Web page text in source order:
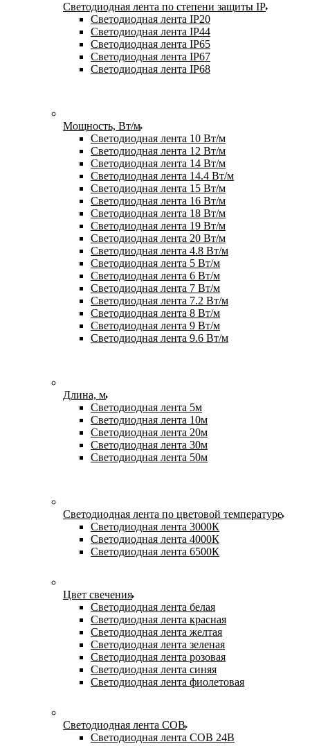
Светодиодная лента по степени защиты IP
Светодиодная лента IP20
Светодиодная лента IP44
Светодиодная лента IP65
Светодиодная лента IP67
Светодиодная лента IP68
Мощность, Вт/м
Светодиодная лента 10 Вт/м
Светодиодная лента 12 Вт/м
Светодиодная лента 14 Вт/м
Светодиодная лента 14.4 Вт/м
Светодиодная лента 15 Вт/м
Светодиодная лента 16 Вт/м
Светодиодная лента 18 Вт/м
Светодиодная лента 19 Вт/м
Светодиодная лента 20 Вт/м
Светодиодная лента 4.8 Вт/м
Светодиодная лента 5 Вт/м
Светодиодная лента 6 Вт/м
Светодиодная лента 7 Вт/м
Светодиодная лента 7.2 Вт/м
Светодиодная лента 8 Вт/м
Светодиодная лента 9 Вт/м
Светодиодная лента 9.6 Вт/м
Длина, м
Светодиодная лента 5м
Светодиодная лента 10м
Светодиодная лента 20м
Светодиодная лента 30м
Светодиодная лента 50м
Светодиодная лента по цветовой температуре
Светодиодная лента 3000К
Светодиодная лента 4000К
Светодиодная лента 6500К
Цвет свечения
Светодиодная лента белая
Светодиодная лента красная
Светодиодная лента желтая
Светодиодная лента зеленая
Светодиодная лента розовая
Светодиодная лента синяя
Светодиодная лента фиолетовая
Светодиодная лента COB
Светодиодная лента COB 24В